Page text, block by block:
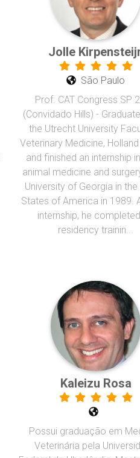
Jolle
São Paulo
Prof. CAT Congress SP
(Convidado Hills) -
the Utrecht University
Veterinary Medicine,
and finished an internship
animal medicine and
University of Georgia in the
States of America in 1989.
internship, he
residency trainin...
Kaleizu Rosa
Possui graduação em
Veterinária pela